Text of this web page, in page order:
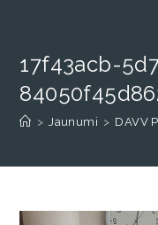
17f43acb-
> Jaunumi > DAVV